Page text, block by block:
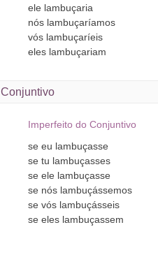
ele lambuçaria
nóslambuçaríamos
vóslambuçaríeis
eleslambuçariam
Conjuntivo
Imperfeito do Conjuntivo
se eu lambuçasse
se tu lambuçasses
se ele lambuçasse
se nóslambuçássemos
se vóslambuçásseis
se eleslambuçassem